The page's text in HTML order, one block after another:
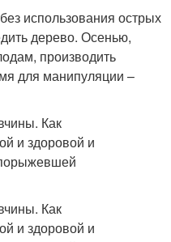
использования острых
дерево. Осенью,
производить
для манипуляции –